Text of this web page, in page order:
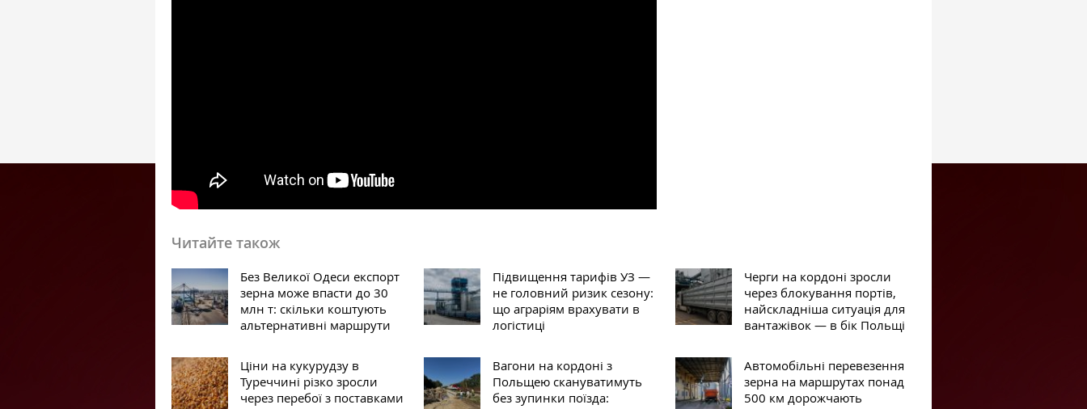
Читайте також
Без Великої Одеси експорт
зерна може впасти до 30
млн т: скільки коштують
альтернативні маршрути
Підвищення тарифів УЗ —
не головний ризик сезону:
що аграріям врахувати в
логістиці
Черги на кордоні зросли
через блокування портів,
найскладніша ситуація для
вантажівок — в бік Польщі
Ціни на кукурудзу в
Туреччині різко зросли
через перебої з поставками
Вагони на кордоні з
Польщею скануватимуть
без зупинки поїзда:
Автомобільні перевезення
зерна на маршрутах понад
500 км дорожчають